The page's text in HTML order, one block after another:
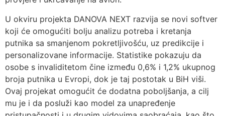
U okviru projekta DANOVA NEXT razvija se novi softver
koji će omogućiti bolju analizu potreba i kretanja
putnika sa smanjenom pokretljivošću, uz predikcije i
personalizovane informacije. Statistike pokazuju da
osobe s invaliditetom čine između 0,6% i 1,2% ukupnog
broja putnika u Evropi, dok je taj postotak u BiH viši.
Ovaj projekat omogućit će dodatna poboljšanja, a cilj
mu je i da posluži kao model za unapređenje